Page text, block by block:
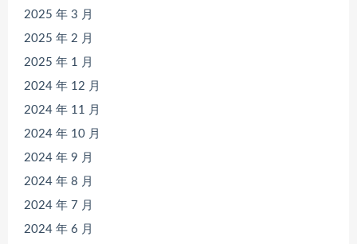
2025 年 3 月
2025 年 2 月
2025 年 1 月
2024 年 12 月
2024 年 11 月
2024 年 10 月
2024 年 9 月
2024 年 8 月
2024 年 7 月
2024 年 6 月